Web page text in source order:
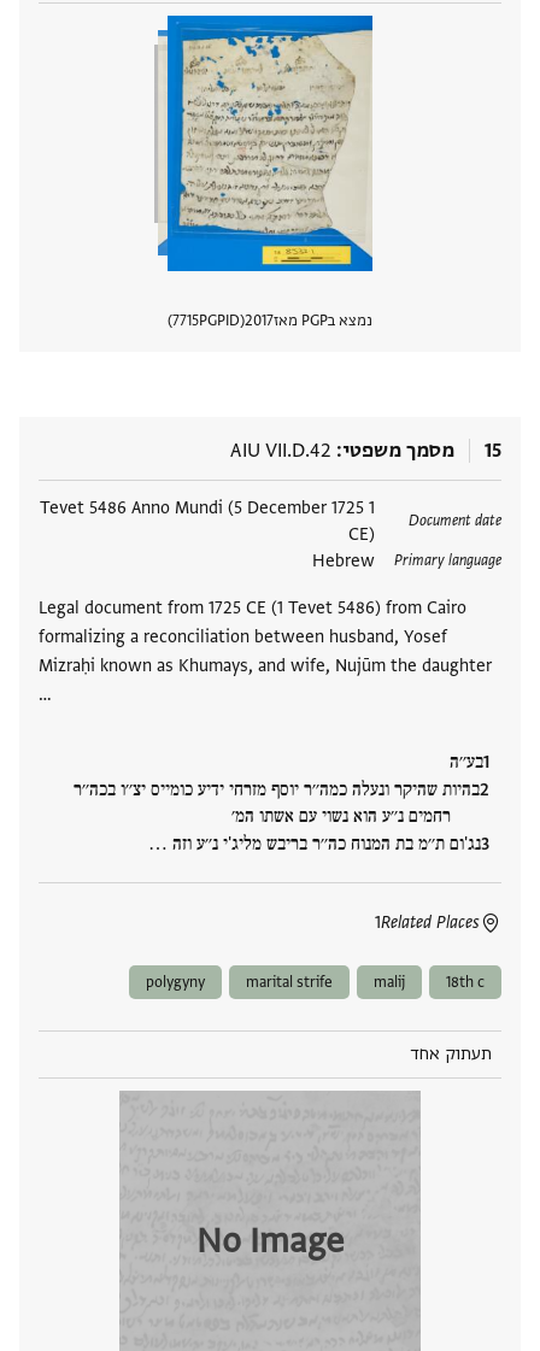
נמצא בPGP מאז 2017
PGPID
7715
15 מסמך משפטי AIU VII.D.42
Document date
1 Tevet 5486 Anno Mundi (5 December 1725
CE)
Primary language
Hebrew
Legal document from 1725 CE (1 Tevet 5486) from Cairo
formalizing a reconciliation between husband, Yosef
Mizraḥi known as Khumays, and wife, Nujūm the daughter
…
בע׳׳ה
בהיות שהיקר ונעלה כמה׳׳ר יוסף מזרחי ידיע כומייס יצ׳׳ו בכה׳׳ר
רחמים נ׳׳ע הוא נשוי עם אשתו המ׳
נג'ום ת׳׳מ בת המנוח כה׳׳ר בריבש מליג'י נ׳׳ע וזה ‮…
Related Places
1
18th c
malij
marital strife
polygyny
תעתוק אחד
No Image